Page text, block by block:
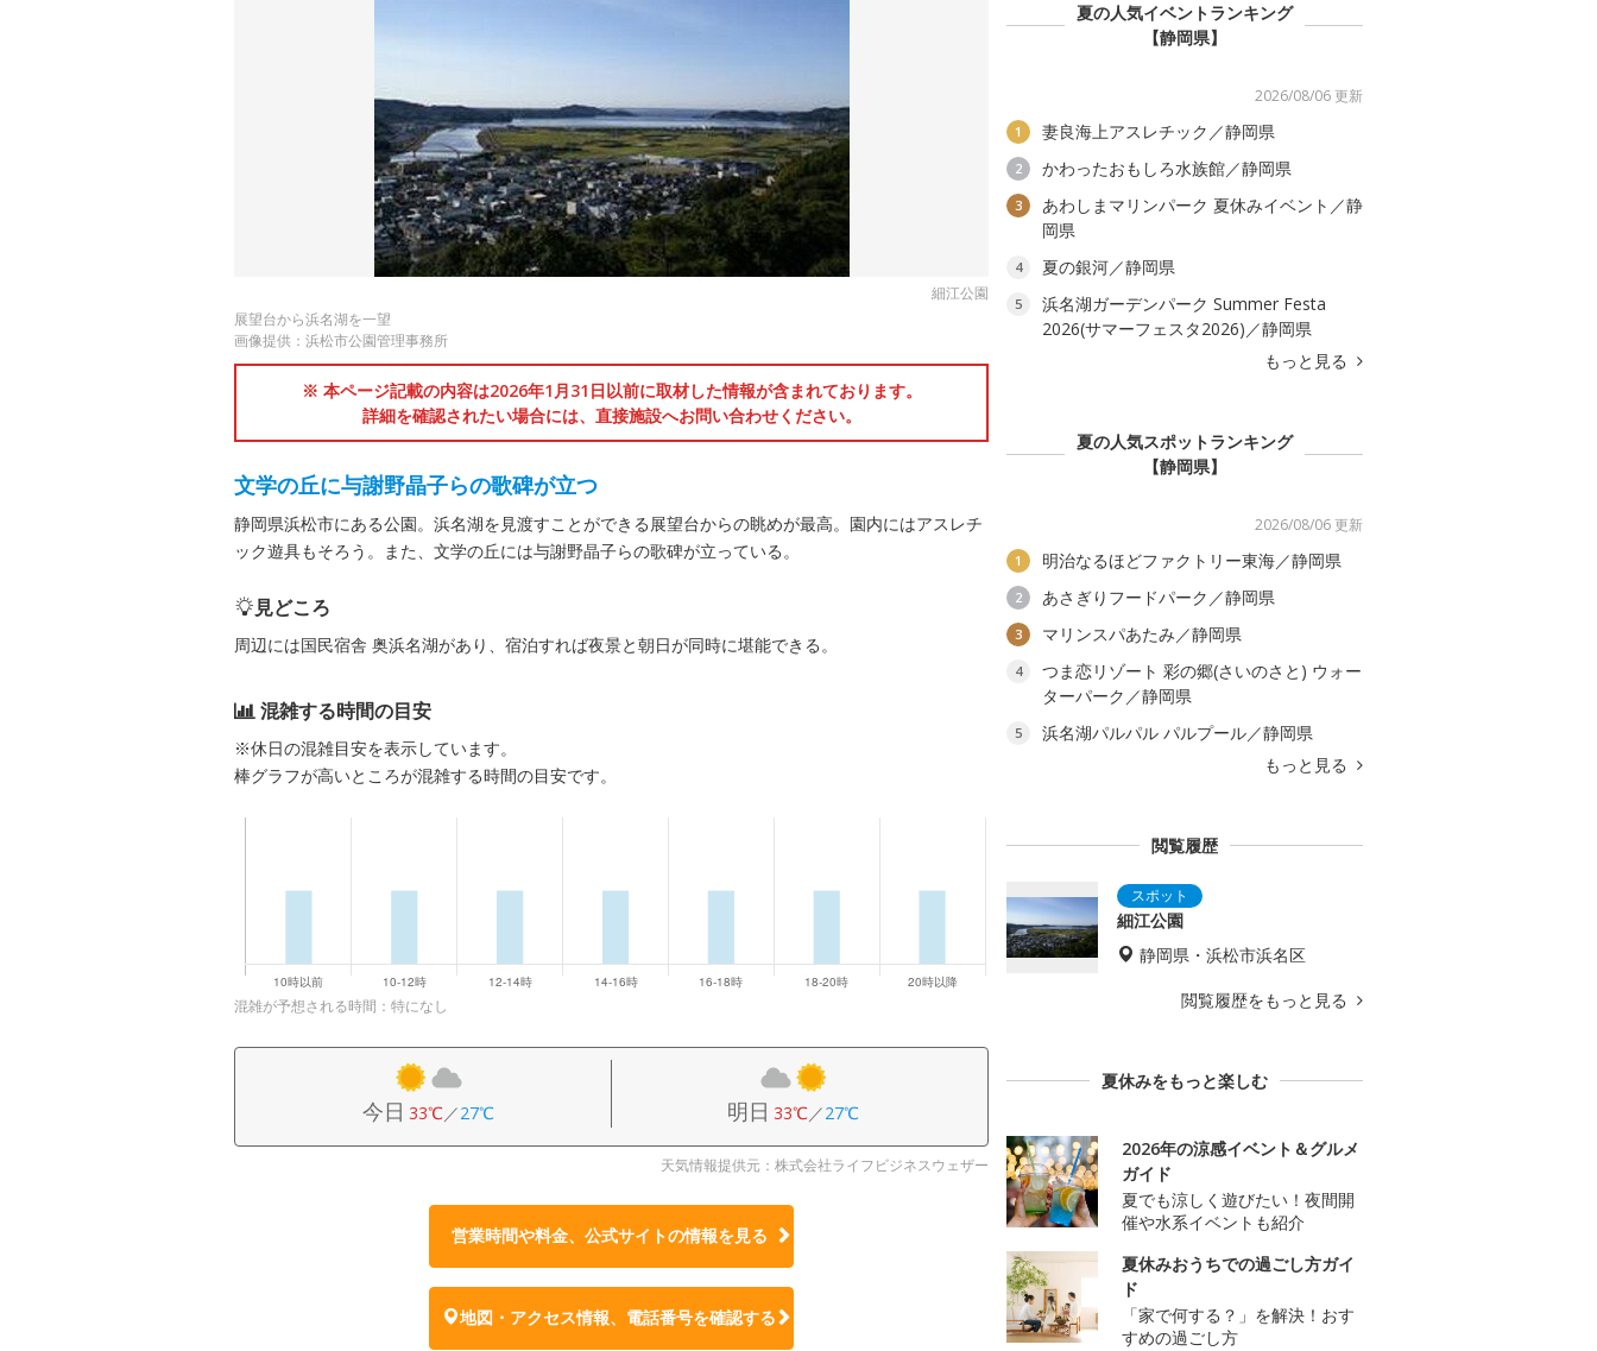
細江公園
展望台から浜名湖を一望
画像提供：浜松市公園管理事務所
※ 本ページ記載の内容は2026年1月31日以前に取材した情報が含まれております。
詳細を確認されたい場合には、直接施設へお問い合わせください。
文学の丘に与謝野晶子らの歌碑が立つ
静岡県浜松市にある公園。浜名湖を見渡すことができる展望台からの眺めが最高。園内にはアスレチ
ック遊具もそろう。また、文学の丘には与謝野晶子らの歌碑が立っている。
見どころ
周辺には国民宿舎 奥浜名湖があり、宿泊すれば夜景と朝日が同時に堪能できる。
混雑する時間の目安
※休日の混雑目安を表示しています。
棒グラフが高いところが混雑する時間の目安です。
混雑が予想される時間：特になし
今日 33℃／27℃ 明日 33℃／27℃
天気情報提供元：株式会社ライフビジネスウェザー
営業時間や料金、公式サイトの情報を見る
地図・アクセス情報、電話番号を確認する
夏の人気イベントランキング
【静岡県】
2026/08/06 更新
1 妻良海上アスレチック／静岡県
2 かわったおもしろ水族館／静岡県
3
あわしまマリンパーク 夏休みイベント／静
岡県
4 夏の銀河／静岡県
5
浜名湖ガーデンパーク Summer Festa
2026(サマーフェスタ2026)／静岡県
もっと見る
夏の人気スポットランキング
【静岡県】
2026/08/06 更新
1 明治なるほどファクトリー東海／静岡県
2 あさぎりフードパーク／静岡県
3 マリンスパあたみ／静岡県
4
つま恋リゾート 彩の郷(さいのさと) ウォー
ターパーク／静岡県
5
浜名湖パルパル パルプール／静岡県
もっと見る
閲覧履歴
細江公園
静岡県・浜松市浜名区
閲覧履歴をもっと見る
夏休みをもっと楽しむ
2026年の涼感イベント＆グルメ
ガイド
夏でも涼しく遊びたい！夜間開
催や水系イベントも紹介
夏休みおうちでの過ごし方ガイ
ド
「家で何する？」を解決！おす
すめの過ごし方